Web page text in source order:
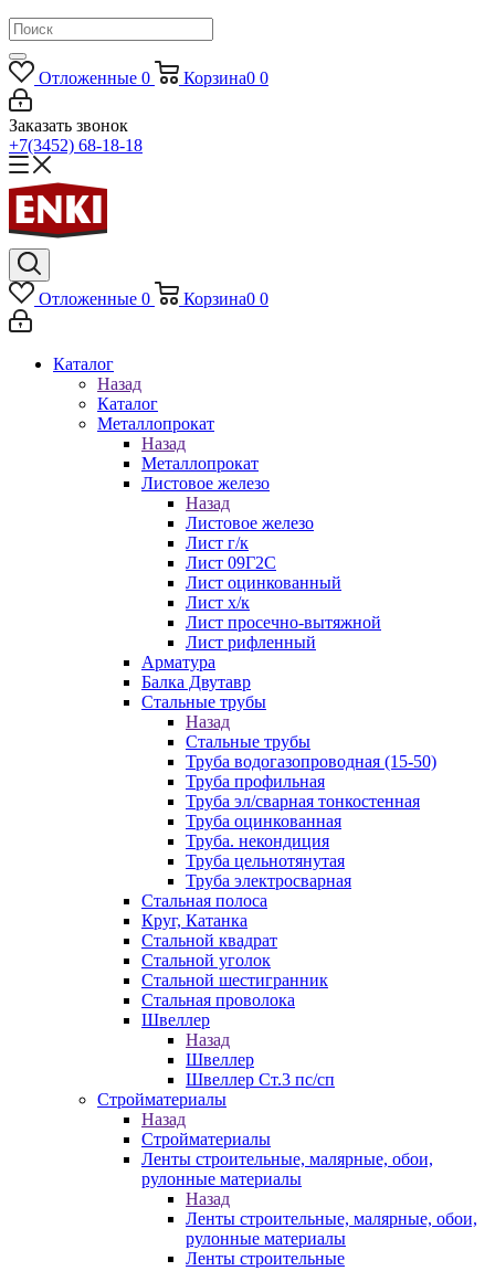
Отложенные 0 Корзина0 0
Заказать звонок
+7(3452) 68-18-18
Отложенные 0 Корзина0 0
Каталог
Назад
Каталог
Металлопрокат
Назад
Металлопрокат
Листовое железо
Назад
Листовое железо
Лист г/к
Лист 09Г2С
Лист оцинкованный
Лист х/к
Лист просечно-вытяжной
Лист рифленный
Арматура
Балка Двутавр
Стальные трубы
Назад
Стальные трубы
Труба водогазопроводная (15-50)
Труба профильная
Труба эл/сварная тонкостенная
Труба оцинкованная
Труба. некондиция
Труба цельнотянутая
Труба электросварная
Стальная полоса
Круг, Катанка
Стальной квадрат
Стальной уголок
Стальной шестигранник
Стальная проволока
Швеллер
Назад
Швеллер
Швеллер Ст.3 пс/сп
Стройматериалы
Назад
Стройматериалы
Ленты строительные, малярные, обои,
рулонные материалы
Назад
Ленты строительные, малярные, обои,
рулонные материалы
Ленты строительные